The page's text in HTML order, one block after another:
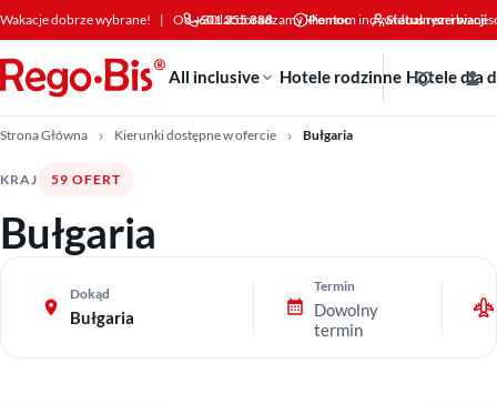
Przejdź do treści
Wakacje dobrze wybrane! | Od +30 lat doradzamy klientom indywidualnym i
601 355 888 Pomoc Status rezerwacji
All inclusive Hotele rodzinne Hotele dla
Strona Główna Kierunki dostępne w ofercie Bułgaria
KRAJ 59 OFERT
Bułgaria
Dokąd
Bułgaria
Termin
Dowolny
termin